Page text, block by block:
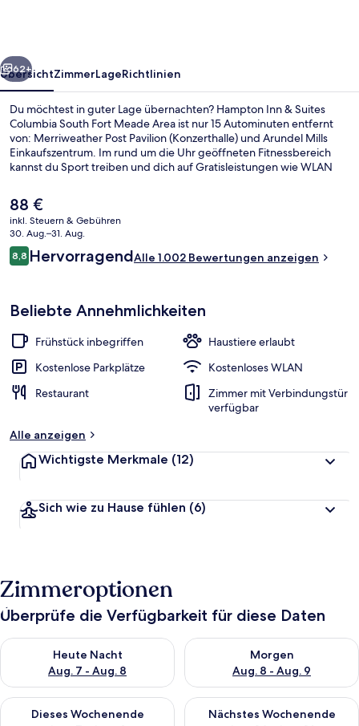
Fort
Meade
Area
Weiter
62+
ÜbersichtZimmerLageRichtlinien
Du möchtest in guter Lage übernachten? Hampton Inn & Suites
Columbia South Fort Meade Area ist nur 15 Autominuten entfernt
von: Merriweather Post Pavilion (Konzerthalle) und Arundel Mills
Einkaufszentrum. Im rund um die Uhr geöffneten Fitnessbereich
kannst du Sport treiben und dich auf Gratisleistungen wie WLAN
10:00 Uhr wird ein im Preis inbegriffenes Frühstück zum Mitnehmen
serviert. Andere Reisende haben viel Gutes über das hilfsbereite
Personal zu berichten.
Der
aktuelle
Preis
beträgt
88 €.
88 €
inkl. Steuern & Gebühren
30. Aug.–31. Aug.
Bewertungen
8,88,8 von 10.
HervorragendAlle 1.002 Bewertungen anzeigen
Beliebte Annehmlichkeiten
Frühstück inbegriffen
Haustiere erlaubt
Kostenlose Parkplätze
Kostenloses WLAN
Restaurant
Zimmer mit Verbindungstür
verfügbar
Alle anzeigen
Wichtigste Merkmale (12)
Sich wie zu Hause fühlen (6)
Zimmeroptionen
Überprüfe die Verfügbarkeit für diese Daten
Heute Nacht
Aug. 7 - Aug. 8
Überprüfe die Verfügbarkeit für heute Nacht, Aug. 7 - Aug. 8.
Morgen
Aug. 8 - Aug. 9
Überprüfe die Verfügbarkeit
Dieses Wochenende
Überprüfe die Verfügbarkeit für dieses Wochenende, Aug. 7
Nächstes Wochenende
Überprüfe die Verfügbarkeit